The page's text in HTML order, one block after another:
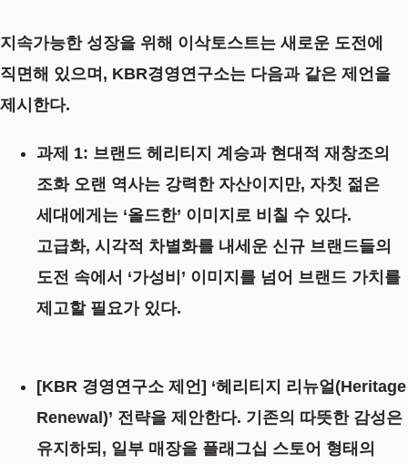
지속가능한 성장을 위해 이삭토스트는 새로운 도전에
직면해 있으며, KBR경영연구소는 다음과 같은 제언을
제시한다.
과제 1: 브랜드 헤리티지 계승과 현대적 재창조의
조화 오랜 역사는 강력한 자산이지만, 자칫 젊은
세대에게는 ‘올드한’ 이미지로 비칠 수 있다.
고급화, 시각적 차별화를 내세운 신규 브랜드들의
도전 속에서 ‘가성비’ 이미지를 넘어 브랜드 가치를
제고할 필요가 있다.
[KBR 경영연구소 제언] ‘헤리티지 리뉴얼(Heritage
Renewal)’ 전략을 제안한다. 기존의 따뜻한 감성은
유지하되, 일부 매장을 플래그십 스토어 형태의